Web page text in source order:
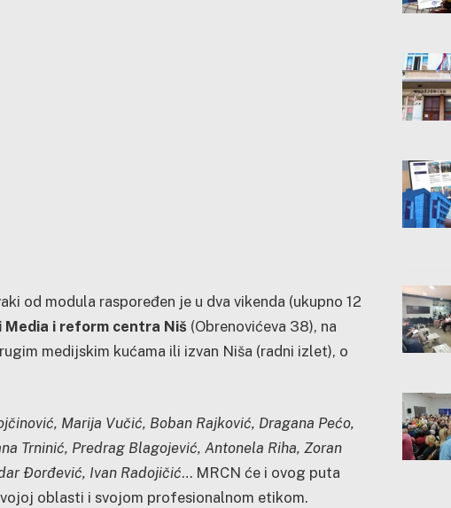
od modula raspoređen je u dva vikenda (ukupno 12
Media i reform centra Niš (Obrenovićeva 38), na
medijskim kućama ili izvan Niša (radni izlet), o
Marija Vučić, Boban Rajković, Dragana Pećo,
Trninić, Predrag Blagojević, Antonela Riha, Zoran
Đorđević, Ivan Radojičić… MRCN će i ovog puta
oblasti i svojom profesionalnom etikom.